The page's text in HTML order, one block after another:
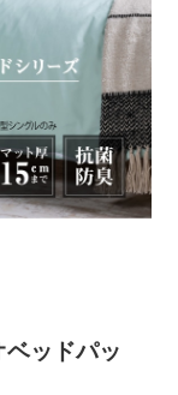
ッドパッ